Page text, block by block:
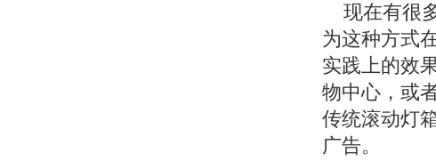
现在有很
为这种方式
实践上的效
物中心，或
传统滚动灯
广告。